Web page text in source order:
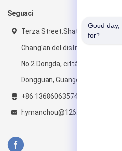
Seguaci
Terza Street.Shatou città di
Chang'an del distretto di
No.2 Dongda, città di
Dongguan, Guangdong
+86 13686063574
hymanchou@126.com
Good day,
for?